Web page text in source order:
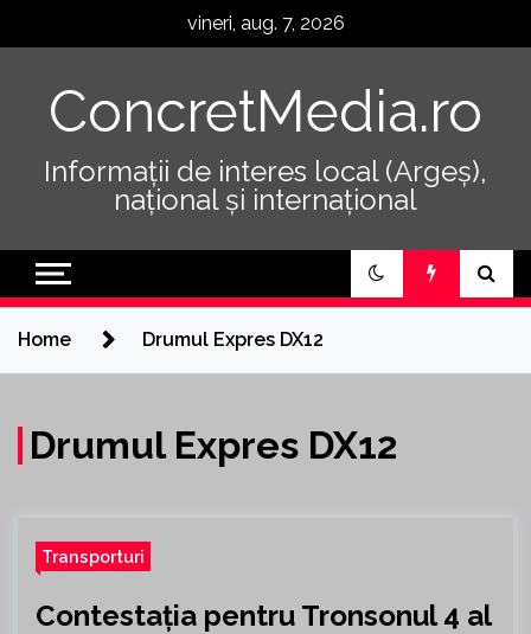
vineri, aug. 7, 2026
ConcretMedia.ro
Informații de interes local (Argeș),
național și internațional
Home Drumul Expres DX12
Drumul Expres DX12
Transporturi
Contestația pentru Tronsonul 4 al